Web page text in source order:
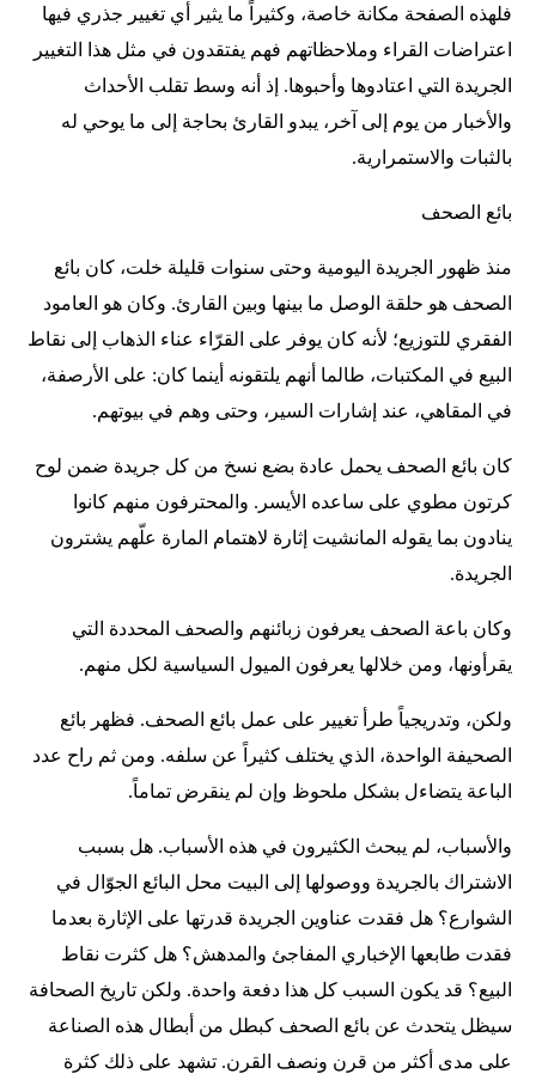
فلهذه الصفحة مكانة خاصة، وكثيراً ما يثير أي تغيير جذري فيها
اعتراضات القراء وملاحظاتهم فهم يفتقدون في مثل هذا التغيير
الجريدة التي اعتادوها وأحبوها. إذ أنه وسط تقلب الأحداث
والأخبار من يوم إلى آخر، يبدو القارئ بحاجة إلى ما يوحي له
بالثبات والاستمرارية.
بائع الصحف
منذ ظهور الجريدة اليومية وحتى سنوات قليلة خلت، كان بائع
الصحف هو حلقة الوصل ما بينها وبين القارئ. وكان هو العامود
الفقري للتوزيع؛ لأنه كان يوفر على القرّاء عناء الذهاب إلى نقاط
البيع في المكتبات، طالما أنهم يلتقونه أينما كان: على الأرصفة،
في المقاهي، عند إشارات السير، وحتى وهم في بيوتهم.
كان بائع الصحف يحمل عادة بضع نسخ من كل جريدة ضمن لوح
كرتون مطوي على ساعده الأيسر. والمحترفون منهم كانوا
ينادون بما يقوله المانشيت إثارة لاهتمام المارة علّهم يشترون
الجريدة.
وكان باعة الصحف يعرفون زبائنهم والصحف المحددة التي
يقرأونها، ومن خلالها يعرفون الميول السياسية لكل منهم.
ولكن، وتدريجياً طرأ تغيير على عمل بائع الصحف. فظهر بائع
الصحيفة الواحدة، الذي يختلف كثيراً عن سلفه. ومن ثم راح عدد
الباعة يتضاءل بشكل ملحوظ وإن لم ينقرض تماماً.
والأسباب، لم يبحث الكثيرون في هذه الأسباب. هل بسبب
الاشتراك بالجريدة ووصولها إلى البيت محل البائع الجوّال في
الشوارع؟ هل فقدت عناوين الجريدة قدرتها على الإثارة بعدما
فقدت طابعها الإخباري المفاجئ والمدهش؟ هل كثرت نقاط
البيع؟ قد يكون السبب كل هذا دفعة واحدة. ولكن تاريخ الصحافة
سيظل يتحدث عن بائع الصحف كبطل من أبطال هذه الصناعة
على مدى أكثر من قرن ونصف القرن. تشهد على ذلك كثرة